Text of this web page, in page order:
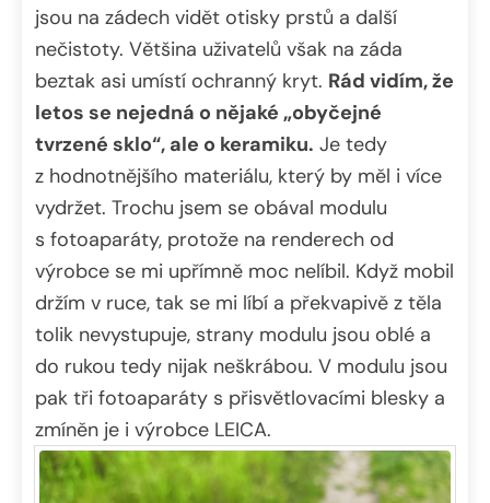
jsou na zádech vidět otisky prstů a další
nečistoty. Většina uživatelů však na záda
beztak asi umístí ochranný kryt. Rád vidím, že
letos se nejedná o nějaké „obyčejné
tvrzené sklo“, ale o keramiku. Je tedy
z hodnotnějšího materiálu, který by měl i více
vydržet. Trochu jsem se obával modulu
s fotoaparáty, protože na renderech od
výrobce se mi upřímně moc nelíbil. Když mobil
držím v ruce, tak se mi líbí a překvapivě z těla
tolik nevystupuje, strany modulu jsou oblé a
do rukou tedy nijak neškrábou. V modulu jsou
pak tři fotoaparáty s přisvětlovacími blesky a
zmíněn je i výrobce LEICA.